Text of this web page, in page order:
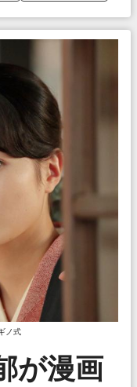
ノ式
が漫画